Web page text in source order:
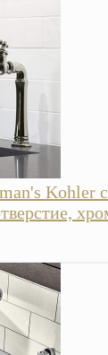
Kohler